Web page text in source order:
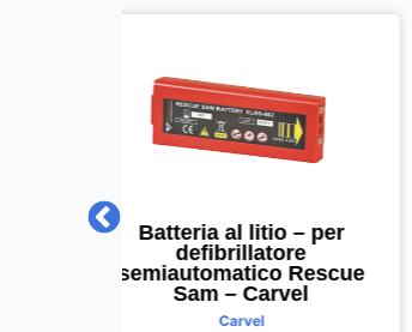
Elettrodi bambini – per
defibrillatore ZOLL – PVS
Pvs
213,05